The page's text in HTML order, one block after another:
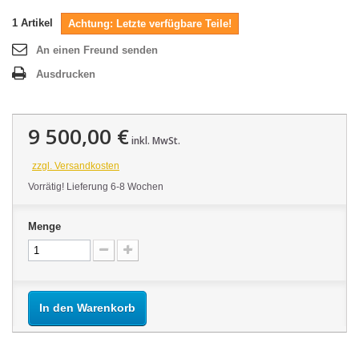
1 Artikel Achtung: Letzte verfügbare Teile!
An einen Freund senden
Ausdrucken
9 500,00 €inkl. MwSt.
zzgl. Versandkosten
Vorrätig! Lieferung 6-8 Wochen
Menge
In den Warenkorb